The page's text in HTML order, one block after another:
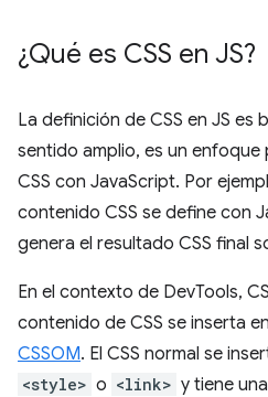
¿Qué es CSS en JS?
La definición de CSS en JS es
sentido amplio, es un
CSS con JavaScript. Por
contenido CSS se define con
genera el resultado CSS final
En el contexto de DevTools,
contenido de CSS se inserta
CSSOM. El CSS normal se
<style> o <link> y tiene